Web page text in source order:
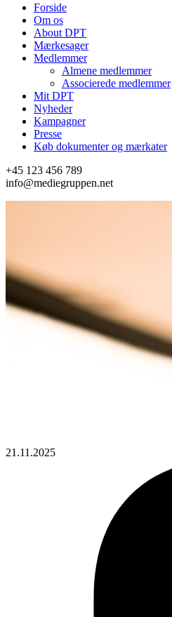
Forside
Om os
About DPT
Mærkesager
Medlemmer
Almene medlemmer
Associerede medlemmer
Mit DPT
Nyheder
Kampagner
Presse
Køb dokumenter og mærkater
+45 123 456 789
info@mediegruppen.net
21.11.2025